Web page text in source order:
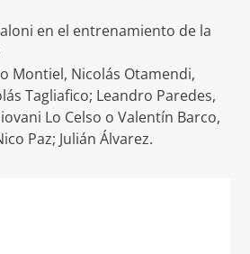
en el entrenamiento de la
Montiel, Nicolás Otamendi,
Tagliafico; Leandro Paredes,
Lo Celso o Valentín Barco,
Paz; Julián Álvarez.